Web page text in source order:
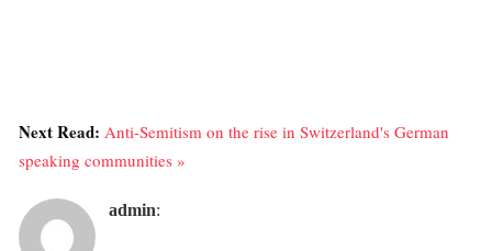
Next Read: Anti-Semitism on the rise in Switzerland's German
speaking communities »
admin: